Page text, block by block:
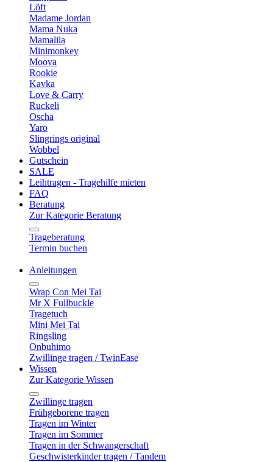
Löft
Madame Jordan
Mama Nuka
Mamalila
Minimonkey
Moova
Rookie
Kavka
Love & Carry
Ruckeli
Oscha
Yaro
Slingrings original
Wobbel
Gutschein
SALE
Leihtragen - Tragehilfe mieten
FAQ
Beratung
Zur Kategorie Beratung
Trageberatung
Termin buchen
Anleitungen
Wrap Con Mei Tai
Mr X Fullbuckle
Tragetuch
Mini Mei Tai
Ringsling
Onbuhimo
Zwillinge tragen / TwinEase
Wissen
Zur Kategorie Wissen
Zwillinge tragen
Frühgeborene tragen
Tragen im Winter
Tragen im Sommer
Tragen in der Schwangerschaft
Geschwisterkinder tragen / Tandem